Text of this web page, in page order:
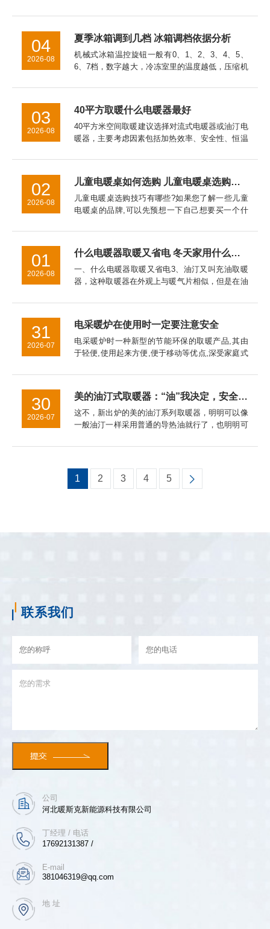
白白多跑100度电。冷冻室的温度万一回升到了零
夏季冰箱调到几档 冰箱调档依据分析
机械式冰箱温控旋钮一般有0、1、2、3、4、5、
6、7档，数字越大，冷冻室里的温度越低，压缩机
季节温度变化来调节，一般春秋天我们可以调在3
档上，具体要看你的...
04
2026-08
40平方取暖什么电暖器最好
40平方米空间取暖建议选择对流式电暖器或油汀电
暖器，主要考虑因素包括加热效率、安全性、恒温
面温度通常控制在60℃以下，儿童房使用更安全。
油汀电暖器因热惯性大...
03
2026-08
儿童电暖桌如何选购 儿童电暖桌选购技巧【详细介绍】
儿童电暖桌选购技巧有哪些?如果您了解一些儿童
电暖桌的品牌,可以先预想一下自己想要买一个什
选技巧的介绍，希望对于家长挑选儿童电暖桌是有
帮助的。
02
2026-08
什么电暖器取暖又省电 冬天家用什么取暖器好
一、什么电暖器取暖又省电3、油汀又叫充油取暖
器，这种取暖器在外观上与暖气片相似，但是在油
而使室内温度升高。二、冬天家用什么取暖器好
2、热式取暖器3、电热膜取...
01
2026-08
电采暖炉在使用时一定要注意安全
电采暖炉时一种新型的节能环保的取暖产品,其由
于轻便,使用起来方便,便于移动等优点,深受家庭式
控制散热,使得环境稳定保持在一个恒定的范围内,
科学,合理技能环保...
31
2026-07
美的油汀式取暖器：“油”我决定，安全给你
这不，新出炉的美的油汀系列取暖器，明明可以像
一般油汀一样采用普通的导热油就行了，也明明可
坚决不干。在这一点上，美的油汀式取暖器对这种
30
2026-07
1 2 3 4 5
联系我们
公司
河北暖斯克新能源科技有限公司
丁经理 / 电话
17692131387 /
E-mail
381046319@qq.com
地 址